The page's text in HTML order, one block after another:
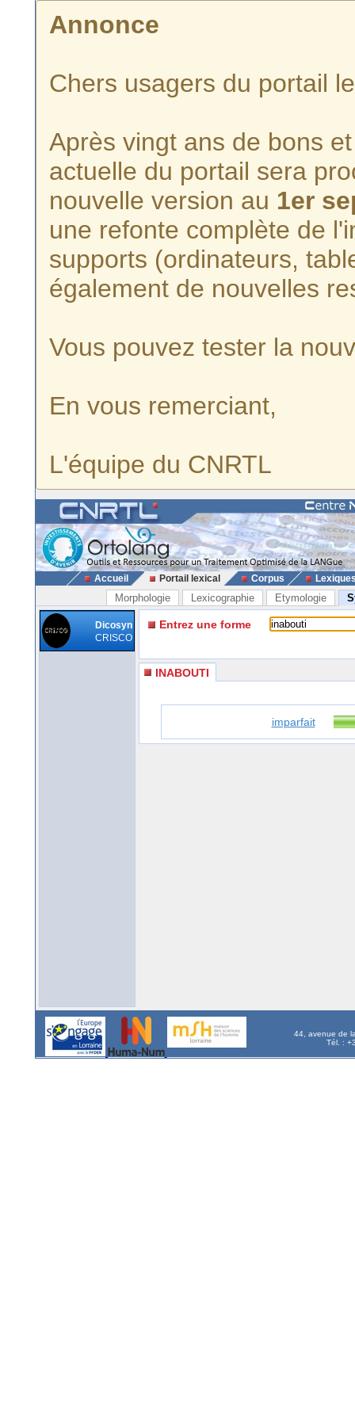
Annonce
Chers usagers du portail
Après vingt ans de bons
actuelle du portail sera
nouvelle version au 1er
une refonte complète de
supports (ordinateurs,
également de nouvelles
Vous pouvez tester la
En vous remerciant,
L'équipe du CNRTL
Accueil Portail lexical Corpus
Morphologie Lexicographie Etymologie
Dicosyn
CRISCO
Entrez une forme
INABOUTI
imparfait
44, avenue de
Tél. :